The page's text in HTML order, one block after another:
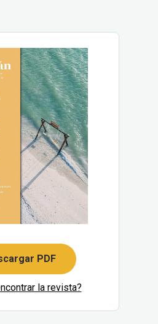
PDF
la revista?